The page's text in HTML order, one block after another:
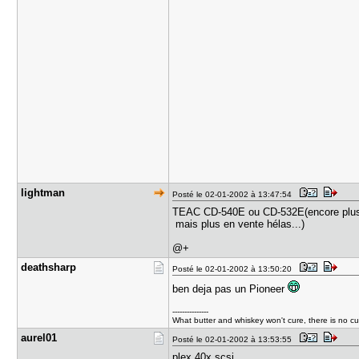
lightman Posté le 02-01-2002 à 13:47:54
TEAC CD-540E ou CD-532E(encore
mais plus en vente hélas...)
@+
deathsharp
Posté le 02-01-2002 à 13:50:20
ben deja pas un Pioneer
---------------
What butter and whiskey won't cure, there is no
aurel01 Posté le 02-01-2002 à 13:53:55